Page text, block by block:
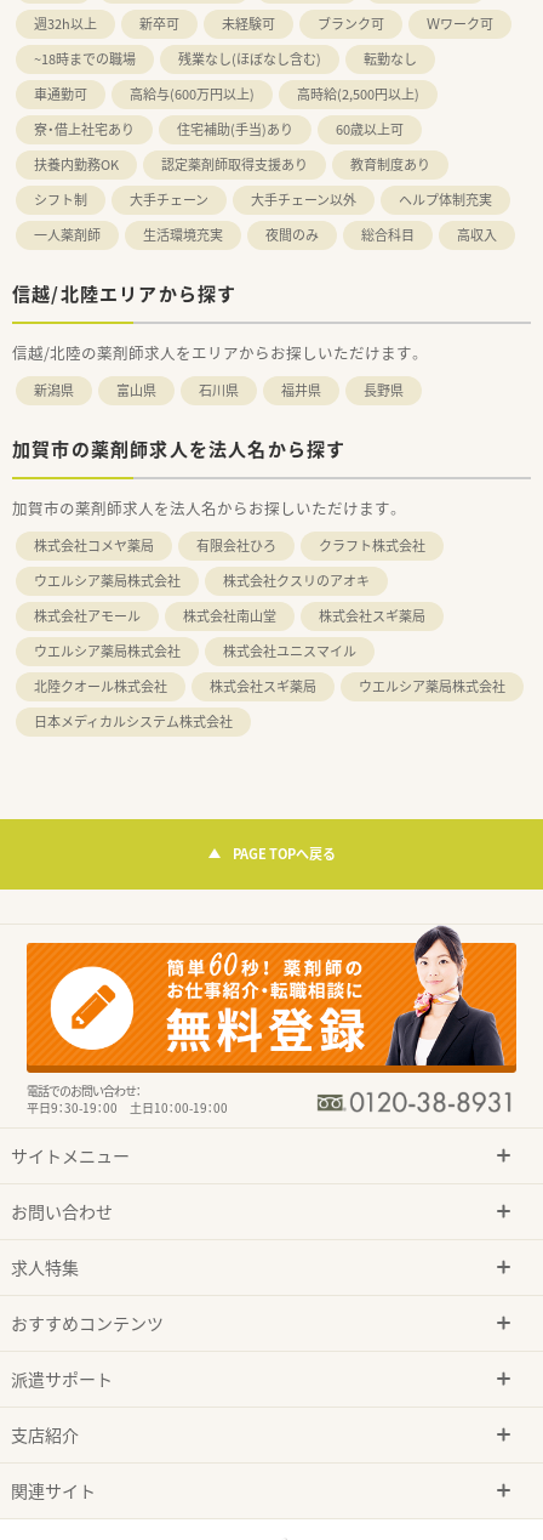
週32h以上
新卒可 未経験可 ブランク可
Ｗワーク可
~18時までの職場
残業なし(ほぼなし含む)
転勤なし
車通勤可
高給与(600万円以上)
高時給(2,500円以上)
寮・借上社宅あり
住宅補助(手当)あり
60歳以上可
扶養内勤務OK
認定薬剤師取得支援あり
教育制度あり
シフト制
大手チェーン 大手チェーン以外
ヘルプ体制充実
一人薬剤師
生活環境充実 夜間のみ 総合科目 高収入
信越/北陸エリアから探す
信越/北陸の薬剤師求人をエリアからお探しいただけます。
新潟県 富山県 石川県 福井県 長野県
加賀市の薬剤師求人を法人名から探す
加賀市の薬剤師求人を法人名からお探しいただけます。
株式会社コメヤ薬局 有限会社ひろ
クラフト株式会社
ウエルシア薬局株式会社
株式会社クスリのアオキ
株式会社アモール
株式会社南山堂
株式会社スギ薬局
ウエルシア薬局株式会社
株式会社ユニスマイル
北陸クオール株式会社
株式会社スギ薬局
ウエルシア薬局株式会社
日本メディカルシステム株式会社
PAGE TOPへ戻る
電話でのお問い合わせ：
平日9：30-19：00 土日10：00-19：00
サイトメニュー
お問い合わせ
求人特集
おすすめコンテンツ
派遣サポート
支店紹介
関連サイト